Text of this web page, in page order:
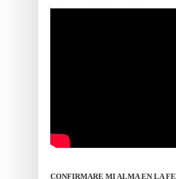
CONFIRMARE MI ALMA EN LA FE